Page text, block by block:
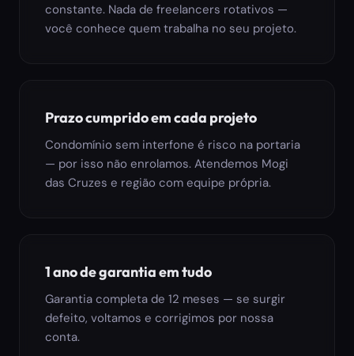
constante. Nada de freelancers rotativos —
você conhece quem trabalha no seu projeto.
Prazo cumprido em cada projeto
Condomínio sem interfone é risco na portaria
— por isso não enrolamos. Atendemos Mogi
das Cruzes e região com equipe própria.
1 ano de garantia em tudo
Garantia completa de 12 meses — se surgir
defeito, voltamos e corrigimos por nossa
conta.